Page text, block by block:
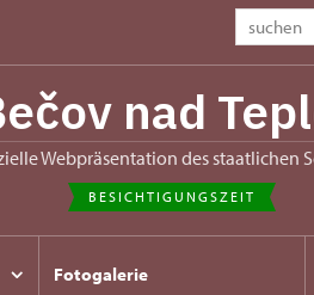
nad
Webpräsentation des staatlichen
BESICHTIGUNGSZEIT
Fotogalerie